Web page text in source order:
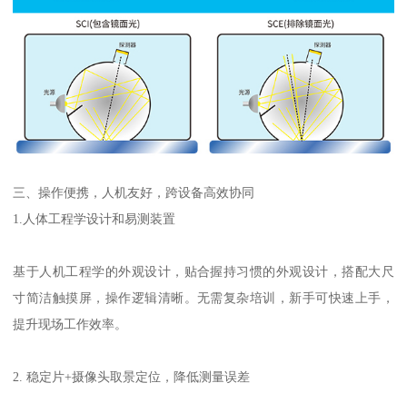
三、操作便携，人机友好，跨设备高效协同
1.
人体工程学设计和易测装置
基于人机工程学的外观设计，贴合握持习惯的外观设计，搭配大尺
寸简洁触摸屏，操作逻辑清晰。无需复杂培训，新手可快速上手，
提升现场工作效率。
2.稳定片+摄像头取景定位，降低测量误差